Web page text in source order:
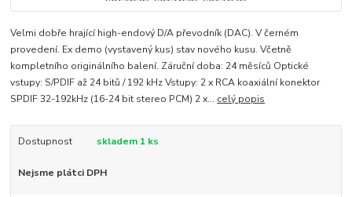
Velmi dobře hrající high-endový D/A převodník (DAC). V černém
provedení. Ex demo (vystavený kus) stav nového kusu. Včetně
kompletního originálního balení. Záruční doba: 24 měsíců Optické
vstupy: S/PDIF až 24 bitů / 192 kHz Vstupy: 2 x RCA koaxiální konektor
SPDIF 32-192kHz (16-24 bit stereo PCM) 2 x... celý popis
Dostupnost skladem 1 ks
Nejsme plátci DPH